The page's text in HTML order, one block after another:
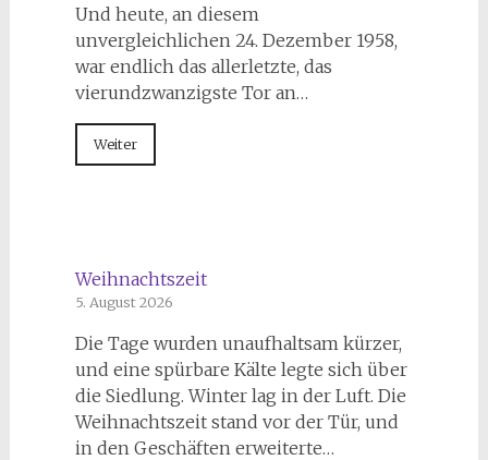
Und heute, an diesem
unvergleichlichen 24. Dezember 1958,
war endlich das allerletzte, das
vierundzwanzigste Tor an…
Weiter
Weihnachtszeit
5. August 2026
Die Tage wurden unaufhaltsam kürzer,
und eine spürbare Kälte legte sich über
die Siedlung. Winter lag in der Luft. Die
Weihnachtszeit stand vor der Tür, und
in den Geschäften erweiterte…